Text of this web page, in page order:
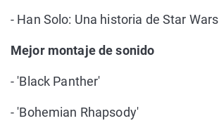
- Han Solo: Una historia de Star Wars
Mejor montaje de sonido
- 'Black Panther'
- 'Bohemian Rhapsody'